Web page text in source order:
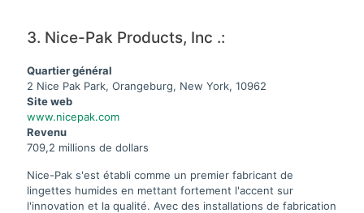
3. Nice-Pak Products, Inc .:
Quartier général
2 Nice Pak Park, Orangeburg, New York, 10962
Site web
www.nicepak.com
Revenu
709,2 millions de dollars
Nice-Pak s'est établi comme un premier fabricant de
lingettes humides en mettant fortement l'accent sur
l'innovation et la qualité. Avec des installations de fabrication